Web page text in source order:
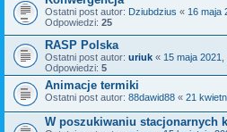
Ostatni post autor: Dziubdzius « 16 maja
Odpowiedzi: 25
RASP Polska
Ostatni post autor: uriuk « 15 maja 2021,
Odpowiedzi: 5
Animacje termiki
Ostatni post autor: 88dawid88 « 21
W poszukiwaniu stacjonarnych